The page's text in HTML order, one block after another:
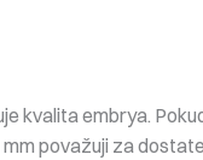
kvalita embrya.
považuji za